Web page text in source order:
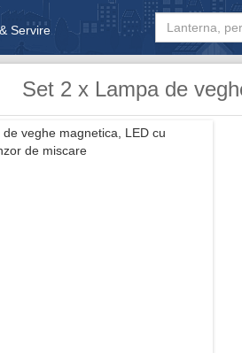
Servire
Bebe
Set 2 x Lampa de